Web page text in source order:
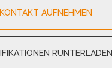
KONTAKT AUFNEHMEN
RUNTERLADEN